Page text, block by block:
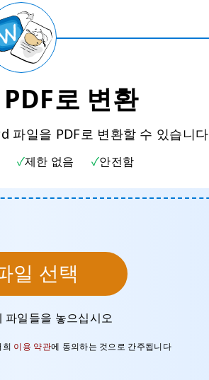
로 변환
파일을 PDF로 변환할 수 있습니다
제한 없음 안전함
일 선택
파일들을 놓으십시오
희 이용 약관에 동의하는 것으로 간주됩니다